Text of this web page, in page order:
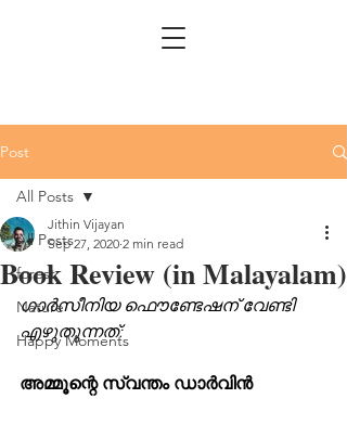
Post
All Posts
forest
Nature
Happy Moments
All Posts
Book Review (in Malayalam)
Jithin Vijayan
Sep 27, 2020 2 min read
ഗാര്‍സീനിയ ഫൌണ്ടേഷന് വേണ്ടി
എഴുതുന്നത്:
അമ്മൂന്റെ സ്വന്തം ഡാര്‍വിന്‍